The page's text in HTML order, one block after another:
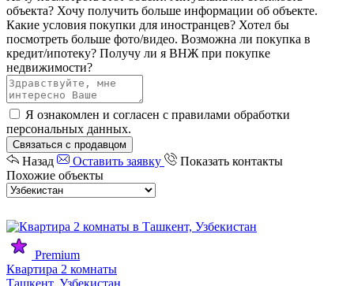
объекта? Хочу получить больше информации об объекте.
Какие условия покупки для иностранцев? Хотел бы
посмотреть больше фото/видео. Возможна ли покупка в
кредит/ипотеку? Получу ли я ВНЖ при покупке
недвижимости?
Я ознакомлен и согласен с правилами обработки
персональных данных.
Связаться с продавцом
Назад Оставить заявку
Показать контакты
Похожие объекты
Premium
Квартира 2 комнаты
Ташкент, Узбекистан